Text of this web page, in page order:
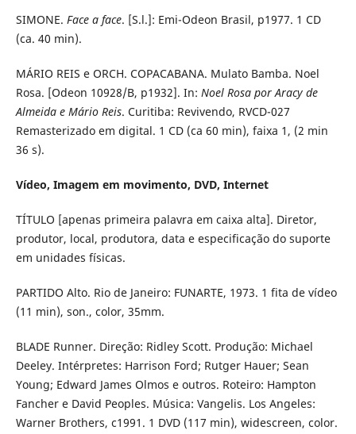
SIMONE. Face a face. [S.l.]: Emi-Odeon Brasil, p1977. 1 CD
(ca. 40 min).
MÁRIO REIS e ORCH. COPACABANA. Mulato Bamba. Noel
Rosa. [Odeon 10928/B, p1932]. In: Noel Rosa por Aracy de
Almeida e Mário Reis. Curitiba: Revivendo, RVCD-027
Remasterizado em digital. 1 CD (ca 60 min), faixa 1, (2 min
36 s).
Vídeo, Imagem em movimento, DVD, Internet
TÍTULO [apenas primeira palavra em caixa alta]. Diretor,
produtor, local, produtora, data e especificação do suporte
em unidades físicas.
PARTIDO Alto. Rio de Janeiro: FUNARTE, 1973. 1 fita de vídeo
(11 min), son., color, 35mm.
BLADE Runner. Direção: Ridley Scott. Produção: Michael
Deeley. Intérpretes: Harrison Ford; Rutger Hauer; Sean
Young; Edward James Olmos e outros. Roteiro: Hampton
Fancher e David Peoples. Música: Vangelis. Los Angeles:
Warner Brothers, c1991. 1 DVD (117 min), widescreen, color.